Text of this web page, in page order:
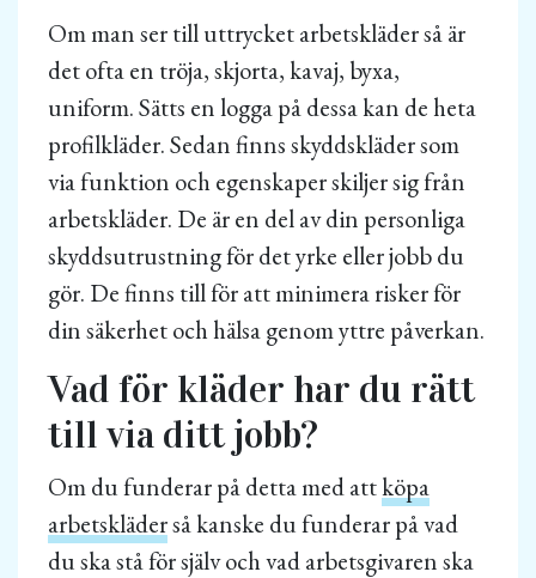
Om man ser till uttrycket arbetskläder så är
det ofta en tröja, skjorta, kavaj, byxa,
uniform. Sätts en logga på dessa kan de heta
profilkläder. Sedan finns skyddskläder som
via funktion och egenskaper skiljer sig från
arbetskläder. De är en del av din personliga
skyddsutrustning för det yrke eller jobb du
gör. De finns till för att minimera risker för
din säkerhet och hälsa genom yttre påverkan.
Vad för kläder har du rätt
till via ditt jobb?
Om du funderar på detta med attköpa
arbetskläderså kanske du funderar på vad
du ska stå för själv och vad arbetsgivaren ska